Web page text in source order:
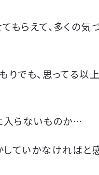
もらえて、多くの気
りでも、思ってる以
入らないものか…
ていかなければと